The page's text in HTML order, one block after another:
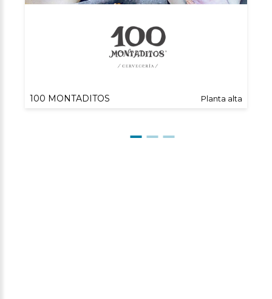
100 MONTADITOS Planta alta